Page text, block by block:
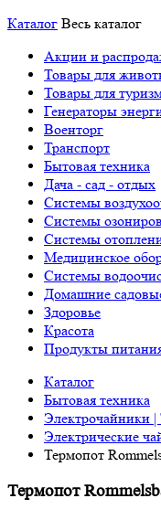
Каталог Весь каталог
Акции и
Товары для
Товары для
Генераторы
Военторг
Транспорт
Бытовая техника
Дача - сад - отдых
Системы
Системы
Системы
Медицинское
Системы
Домашние
Здоровье
Красота
Продукты
Каталог
Бытовая техника
Электрочайники
Электрические
Термопот
Термопот